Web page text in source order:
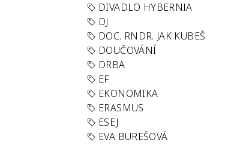
DIVADLO HYBERNIA
DJ
DOC. RNDR. JAK KUBEŠ
DOUČOVÁNÍ
DRBA
EF
EKONOMIKA
ERASMUS
ESEJ
EVA BUREŠOVÁ